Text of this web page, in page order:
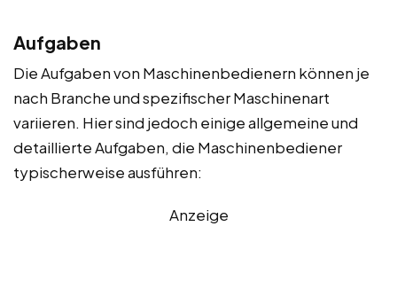
Aufgaben
Die Aufgaben von Maschinenbedienern können je
nach Branche und spezifischer Maschinenart
variieren. Hier sind jedoch einige allgemeine und
detaillierte Aufgaben, die Maschinenbediener
typischerweise ausführen:
Anzeige